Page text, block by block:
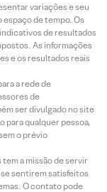
variações e seu
de tempo. Os
de resultados
As informações
e os resultados reais
a rede de
de
ser divulgado no site
para qualquer pessoa,
o prévio
a missão de servir
sentirem satisfeitos
O contato pode